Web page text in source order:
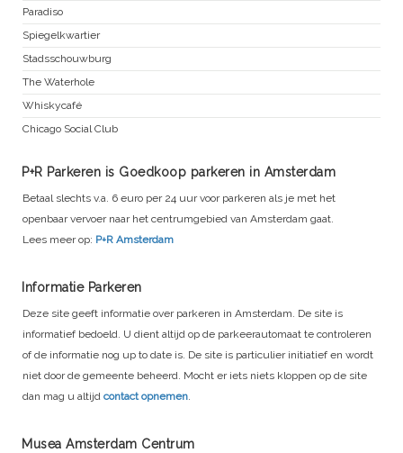
Paradiso
Spiegelkwartier
Stadsschouwburg
The Waterhole
Whiskycafé
Chicago Social Club
P+R Parkeren is Goedkoop parkeren in Amsterdam
Betaal slechts v.a. 6 euro per 24 uur voor parkeren als je met het
openbaar vervoer naar het centrumgebied van Amsterdam gaat.
Lees meer op: P+R Amsterdam
Informatie Parkeren
Deze site geeft informatie over parkeren in Amsterdam. De site is
informatief bedoeld. U dient altijd op de parkeerautomaat te controleren
of de informatie nog up to date is. De site is particulier initiatief en wordt
niet door de gemeente beheerd. Mocht er iets niets kloppen op de site
dan mag u altijd contact opnemen.
Musea Amsterdam Centrum